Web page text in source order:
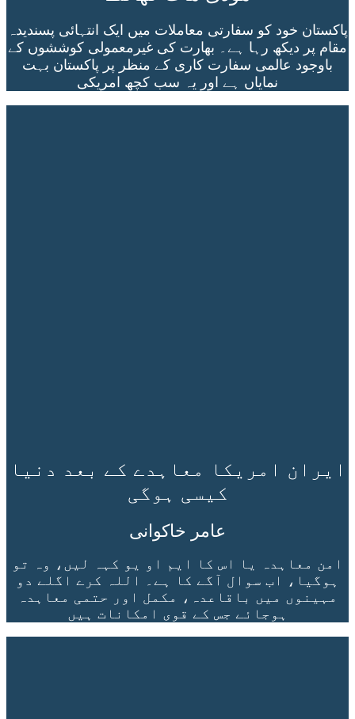
پاکستان خود کو سفارتی معاملات میں ایک انتہائی پسندیدہ
مقام پر دیکھ رہا ہے۔ بھارت کی غیرمعمولی کوششوں کے
باوجود عالمی سفارت کاری کے منظر پر پاکستان بہت
نمایاں ہے اور یہ سب کچھ امریکی
ایران امریکا معاہدے کے بعد دنیا
کیسی ہوگی
عامر خاکوانی
امن معاہدہ یا اس کا ایم او یو کہہ لیں، وہ تو
ہوگیا، اب سوال آگے کا ہے۔ اللہ کرے اگلے دو
مہینوں میں باقاعدہ، مکمل اور حتمی معاہدہ
ہوجائے جس کے قوی امکانات ہیں